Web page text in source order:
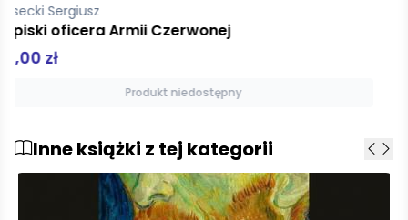
Piasecki Sergiusz
Adam i Ewa
37,00 zł
Dodaj do koszyka
Inne książki z tej kategorii